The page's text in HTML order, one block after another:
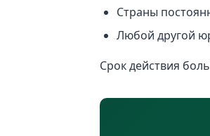
Страны
Любой другой
Срок действия